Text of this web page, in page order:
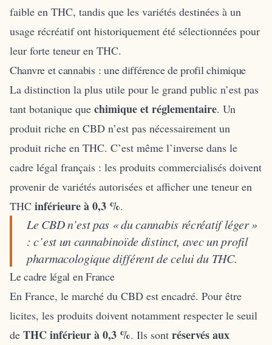
faible en THC, tandis que les variétés destinées à un
usage récréatif ont historiquement été sélectionnées pour
leur forte teneur en THC.
Chanvre et cannabis : une différence de profil chimique
La distinction la plus utile pour le grand public n’est pas
tant botanique que chimique et réglementaire. Un
produit riche en CBD n’est pas nécessairement un
produit riche en THC. C’est même l’inverse dans le
cadre légal français : les produits commercialisés doivent
provenir de variétés autorisées et afficher une teneur en
THC inférieure à 0,3 %.
Le CBD n’est pas « du cannabis récréatif léger »
: c’est un cannabinoïde distinct, avec un profil
pharmacologique différent de celui du THC.
Le cadre légal en France
En France, le marché du CBD est encadré. Pour être
licites, les produits doivent notamment respecter le seuil
de THC inférieur à 0,3 %. Ils sont réservés aux